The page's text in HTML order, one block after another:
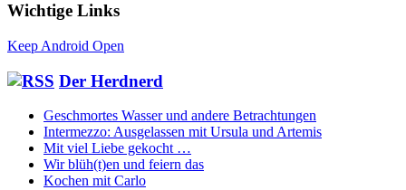
Wichtige Links
Keep Android Open
Der Herdnerd
Geschmortes Wasser und andere Betrachtungen
Intermezzo: Ausgelassen mit Ursula und Artemis
Mit viel Liebe gekocht …
Wir blüh(t)en und feiern das
Kochen mit Carlo